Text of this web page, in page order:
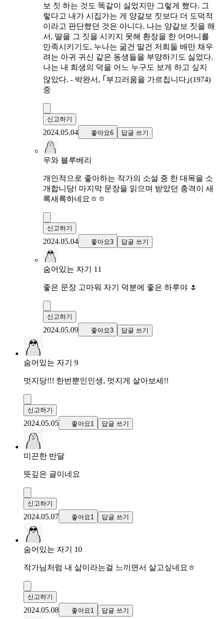
보 짓 하는 것도 똑같이 싫었지만 그렇게 했다. 그
렇다고 내가 시집가는 게 양갈보 짓보다 더 도덕적
이라고 판단했던 것은 아니다. 나는 양갈보 짓을 해
서, 딸을 그 짓을 시키지 못해 환장을 한 어머니를
만족시키기도, 누나는 굶건 말건 저희들 배만 채우
려는 아귀 귀신 같은 동생들을 부양하기도 싫었다.
나는 내 희생의 덕을 어느 누구도 보게 하고 싶지
않았다. - 박완서, ｢부끄러움을 가르칩니다｣(1974)
중
신고하기
2024.05.04 좋아요6 답글 쓰기
우와 블루베리
개인적으로 좋아하는 작가의 소설 중 한 대목을 소
개합니당! 마지막 문장을 읽으며 받았던 충격이 새
록새록하네요ㅎㅎ
신고하기
2024.05.04 좋아요3 답글 쓰기
숨어있는 자기 11
좋은 문장 고마워 자기 덕분에 좋은 하루야 🌷
신고하기
2024.05.09 좋아요3 답글 쓰기
숨어있는 자기 9
멋지당!!! 한번뿐인인생, 멋지게 살아보세!!
신고하기
2024.05.05 좋아요1 답글 쓰기
미끈한 반달
뜻깊은 글이네요
신고하기
2024.05.07 좋아요1 답글 쓰기
숨어있는 자기 10
작가님처럼 내 삶이라는걸 느끼면서 살고싶네요ㅎ
신고하기
2024.05.08 좋아요1 답글 쓰기